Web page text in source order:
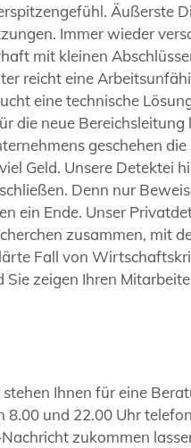
Äußerste
Immer wieder
mit kleinen
reicht eine
eine technische
die neue Bereichsleitung
geschehen
Geld. Unsere Detektei
Denn nur
ein Ende. Unser
zusammen, mit
Fall von
zeigen Ihren
Ihnen für eine
und 22.00 Uhr
zukommen